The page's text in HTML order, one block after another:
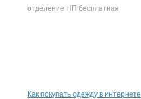
отделение НП бесплатная
Как покупать одежду в интернете